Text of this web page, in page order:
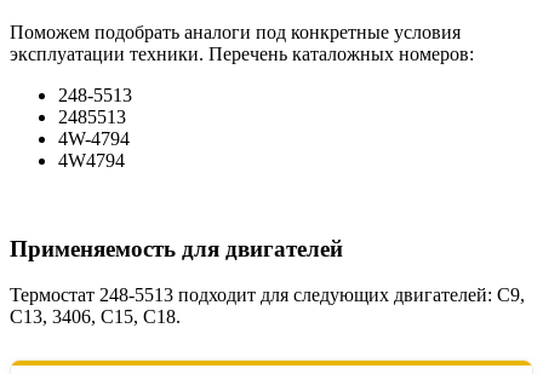
Поможем подобрать аналоги под конкретные условия
эксплуатации техники. Перечень каталожных номеров:
248-5513
2485513
4W-4794
4W4794
Применяемость для двигателей
Термостат 248-5513 подходит для следующих двигателей: C9,
C13, 3406, C15, C18.